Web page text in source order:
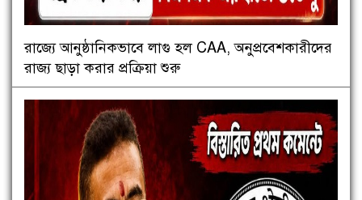
রাজ্যে আনুষ্ঠানিকভাবে লাগু হল CAA, অনুপ্রবেশকারীদের
রাজ্য ছাড়া করার প্রক্রিয়া শুরু